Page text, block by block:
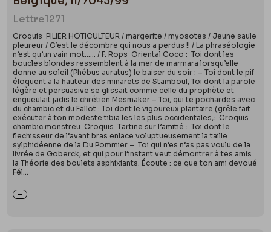
Lettre1271
Croquis PILIER HOTICULTEUR / margerite / myosotes / Jeune saule
pleureur / C’est le décombre qui nous a perdus !! / La phraséologie
n’est qu’un vain mot…... / F. Rops Oriental Coco : Toi dont les
boucles blondes ressemblent à la mer de marmara lorsqu’elle
donne au soleil (Phébus auratus) le baiser du soir : – Toi dont le pif
éloquent a la hauteur des minarets de Stamboul, Toi dont la parole
légère et persuasive se glissait comme celle du prophète et
engueulait jadis le chrétien Mesmaker – Toi, qui te pochardes avec
du chambic et du Fallot : Toi dont le vigoureux plantaire (grêle fait
exécuter à ton modeste tibia les les plus occidentales,: Croquis
chambic monstreu Croquis Tartine sur l’amitié : Toi dont le
flechisseur de l’avant bras enlace voluptueusement la taille
sylphidéenne de la Du Pommier – Toi qui n’es n’as pas voulu de la
livrée de Goberck, et qui pour l’instant veut démontrer à tes amis
la Théorie des boulets asphixiants. Écoute : ce que ton ami devoué
Fél...